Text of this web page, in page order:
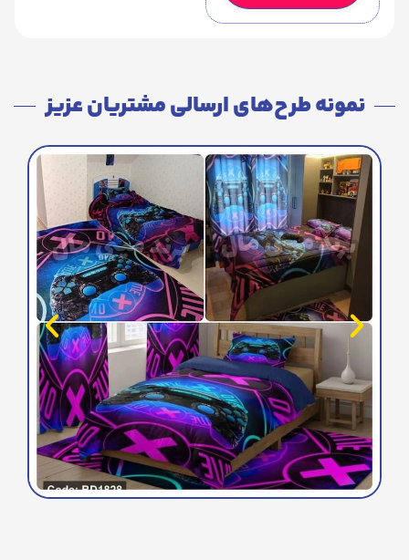
نمونه طرح‌های ارسالی مشتریان عزیز